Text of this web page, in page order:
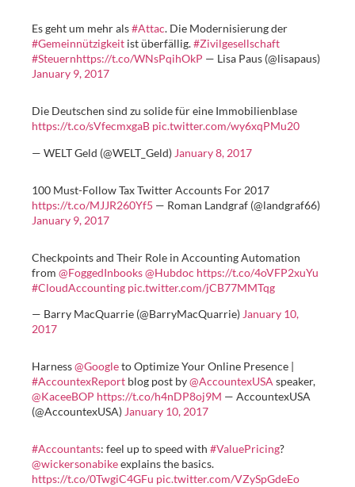
Es geht um mehr als#Attac. Die Modernisierung der
#Gemeinnützigkeit ist überfällig.#Zivilgesellschaft
#Steuernhttps://t.co/WNsPqihOkP — Lisa Paus (@lisapaus)
January 9, 2017
Die Deutschen sind zu solide für eine Immobilienblase
https://t.co/sVfecmxgaB pic.twitter.com/wy6xqPMu20
— WELT Geld (@WELT_Geld) January 8, 2017
100 Must-Follow Tax Twitter Accounts For 2017
https://t.co/MJJR260Yf5 — Roman Landgraf (@landgraf66)
January 9, 2017
Checkpoints and Their Role in Accounting Automation
from @FoggedInbooks@Hubdoc https://t.co/4oVFP2xuYu
#CloudAccounting pic.twitter.com/jCB77MMTqg
— Barry MacQuarrie (@BarryMacQuarrie) January 10,
2017
Harness@Googleto Optimize Your Online Presence |
#AccountexReport blog post by@AccountexUSA speaker,
@KaceeBOP https://t.co/h4nDP8oj9M — AccountexUSA
(@AccountexUSA) January 10, 2017
#Accountants: feel up to speed with #ValuePricing?
@wickersonabikeexplains the basics.
https://t.co/0TwgiC4GFu pic.twitter.com/VZySpGdeEo